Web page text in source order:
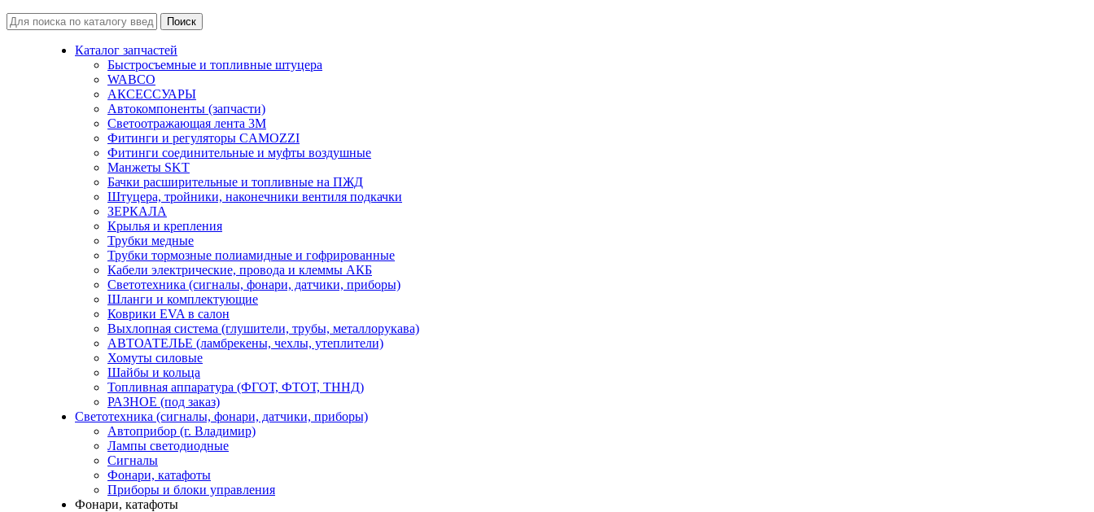
Каталог запчастей
Быстросъемные и топливные штуцера
WABCO
АКСЕССУАРЫ
Автокомпоненты (запчасти)
Светоотражающая лента 3М
Фитинги и регуляторы CAMOZZI
Фитинги соединительные и муфты воздушные
Манжеты SKT
Бачки расширительные и топливные на ПЖД
Штуцера, тройники, наконечники вентиля подкачки
ЗЕРКАЛА
Крылья и крепления
Трубки медные
Трубки тормозные полиамидные и гофрированные
Кабели электрические, провода и клеммы АКБ
Светотехника (сигналы, фонари, датчики, приборы)
Шланги и комплектующие
Коврики EVA в салон
Выхлопная система (глушители, трубы, металлорукава)
АВТОАТЕЛЬЕ (ламбрекены, чехлы, утеплители)
Хомуты силовые
Шайбы и кольца
Топливная аппаратура (ФГОТ, ФТОТ, ТННД)
РАЗНОЕ (под заказ)
Светотехника (сигналы, фонари, датчики, приборы)
Автоприбор (г. Владимир)
Лампы светодиодные
Сигналы
Фонари, катафоты
Приборы и блоки управления
Фонари, катафоты